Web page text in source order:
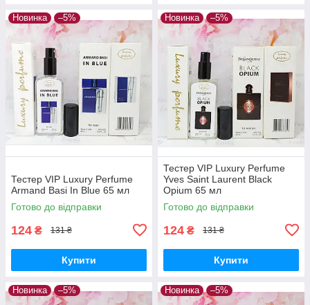
Новинка –5%
Тестер VIP Luxury Perfume
Armand Basi In Blue 65 мл
Готово до відправки
124 ₴ 131 ₴
Купити
Новинка –5%
Тестер VIP Luxury Perfume
Yves Saint Laurent Black
Opium 65 мл
Готово до відправки
124 ₴ 131 ₴
Купити
Новинка –5% Новинка –5%